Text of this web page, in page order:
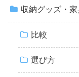
収納グッズ・家
比較
選び方